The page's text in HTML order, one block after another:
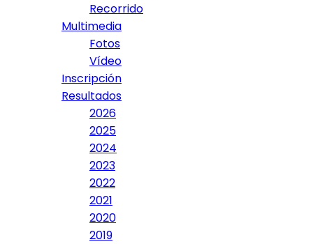
Recorrido
Multimedia
Fotos
Vídeo
Inscripción
Resultados
2026
2025
2024
2023
2022
2021
2020
2019